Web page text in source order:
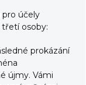
účely
osoby:
prokázání
újmy. Vámi